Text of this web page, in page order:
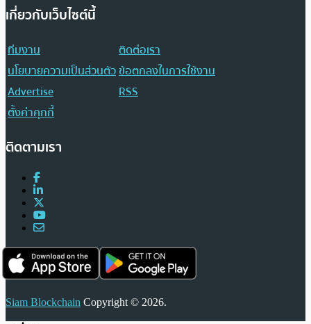
เกี่ยวกับเว็บไซต์นี้
ทีมงาน
ติดต่อเรา
นโยบายความเป็นส่วนตัวข้อตกลงในการใช้งาน
Advertise
RSS
ตั้งค่าคุกกี้
ติดตามเรา
Siam Blockchain Copyright © 2026.